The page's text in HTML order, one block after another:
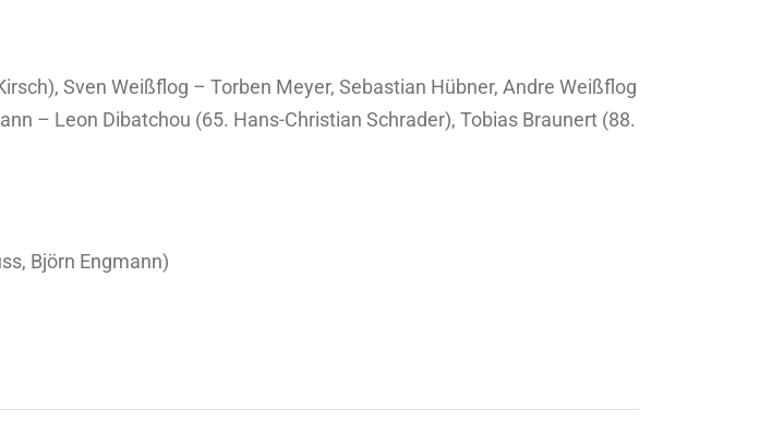
Sven Weißflog – Torben Meyer, Sebastian Hübner, Andre Weißflog
– Leon Dibatchou (65. Hans-Christian Schrader), Tobias Braunert (88.
Björn Engmann)